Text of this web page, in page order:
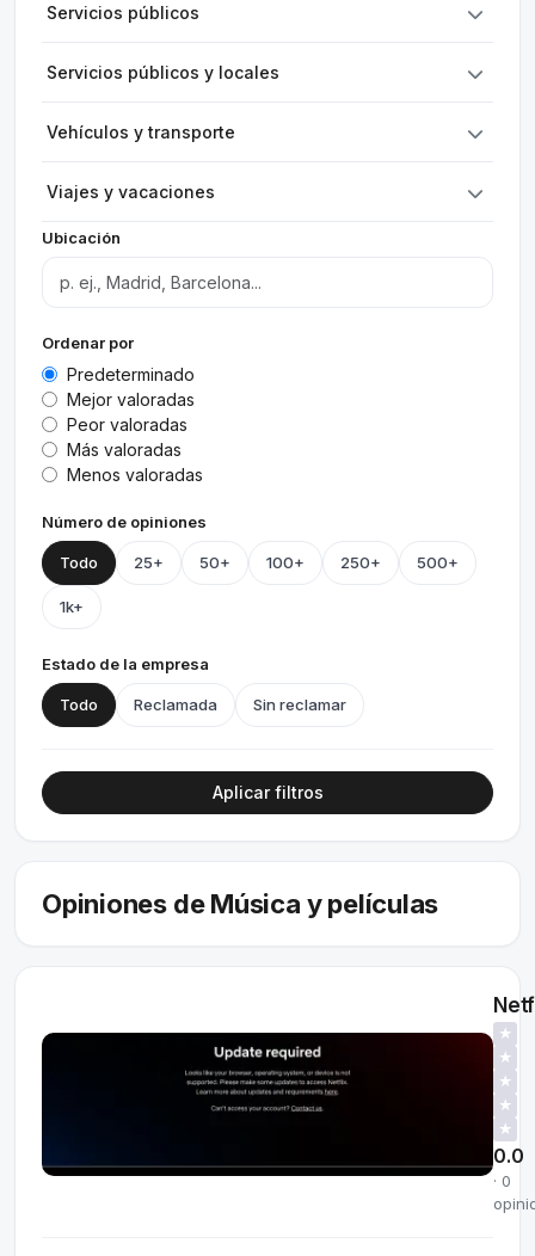
Servicios públicos
Servicios públicos y locales
Vehículos y transporte
Viajes y vacaciones
Ubicación
Ordenar por
Predeterminado
Mejor valoradas
Peor valoradas
Más valoradas
Menos valoradas
Número de opiniones
Todo 25+ 50+ 100+ 250+ 500+
1k+
Estado de la empresa
Todo Reclamada Sin reclamar
Aplicar filtros
Opiniones de Música y películas
★
★
★
★
★
0.0
· 0